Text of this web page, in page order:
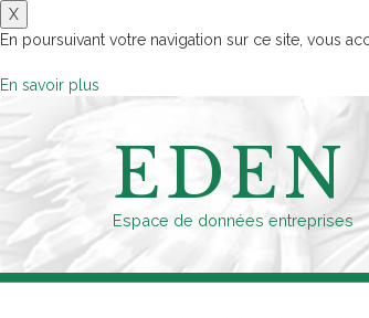
X
En poursuivant votre navigation sur ce site, vous
En savoir plus
EDEN
Espace de données entreprises